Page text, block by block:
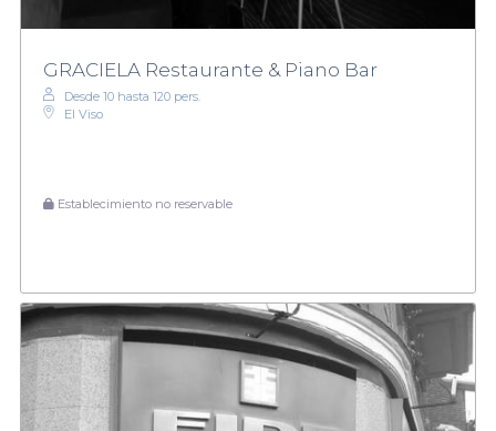
GRACIELA Restaurante & Piano Bar
Desde 10 hasta 120 pers.
El Viso
Establecimiento no reservable